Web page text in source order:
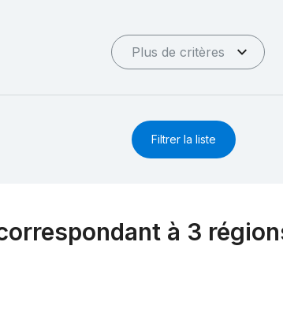
Plus de critères
Filtrer la liste
à 3